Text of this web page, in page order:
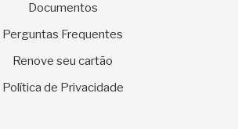
Documentos
Perguntas Frequentes
Renove seu cartão
Política de Privacidade